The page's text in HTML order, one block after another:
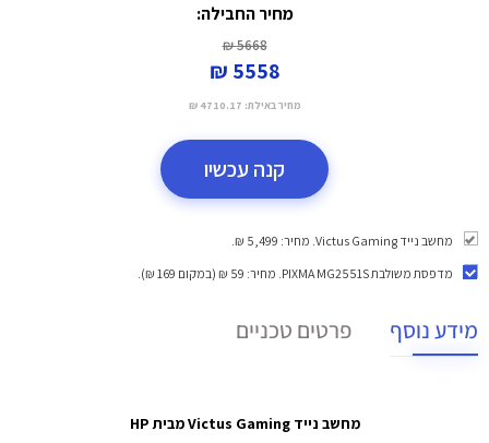
מחיר החבילה:
5668 ₪
5558 ₪
מחיר באילת: 4710.17 ₪
קנה עכשיו
מחשב נייד Victus Gaming. מחיר: 5,499 ₪.
מדפסת משולבת PIXMA MG2551S
. מחיר: 59 ₪ (במקום 169 ₪).
מידע נוסף פרטים טכניים
מחשב נייד Victus Gaming מבית HP